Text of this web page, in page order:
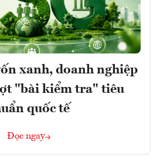
xanh, doanh nghiệp
"bài kiểm tra" tiêu
quốc tế
Đọc ngay